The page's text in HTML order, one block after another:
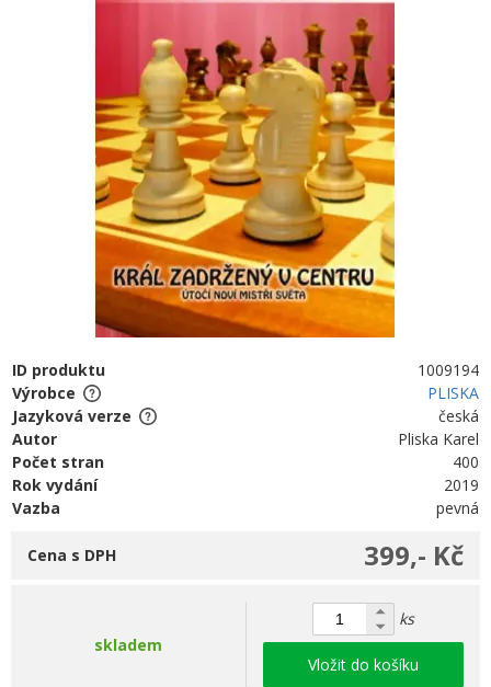
ID produktu
1009194
Výrobce
PLISKA
Jazyková verze
česká
Autor
Pliska Karel
Počet stran
400
Rok vydání
2019
Vazba
pevná
399,- Kč
Cena s DPH
skladem
ks
Vložit do košíku